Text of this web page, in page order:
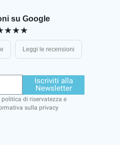
su Google
Leggi le recensioni
Iscriviti alla
Newsletter
di riservatezza e
sulla privacy